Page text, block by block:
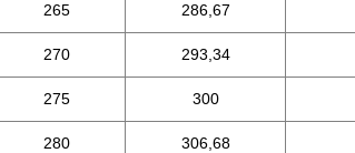
265 286,67
270 293,34
275 300
280 306,68